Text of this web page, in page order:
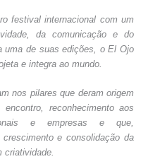
festival internacional com um
da comunicação e do
uma de suas edições, o El Ojo
e integra ao mundo.
nos pilares que deram origem
reconhecimento aos
e empresas e que,
e consolidação da
criatividade.